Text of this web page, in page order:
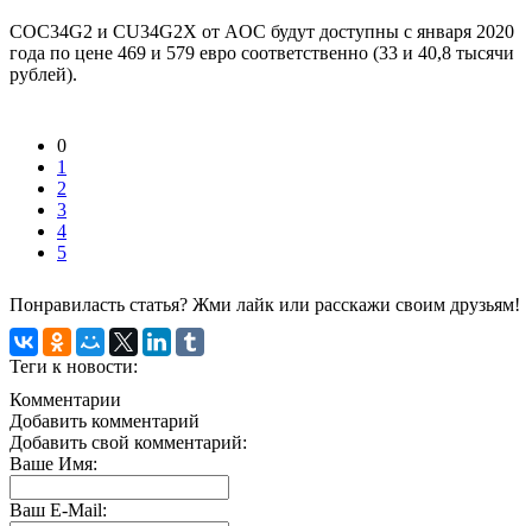
COC34G2 и CU34G2X от AOC будут доступны с января 2020
года по цене 469 и 579 евро соответственно (33 и 40,8 тысячи
рублей).
0
1
2
3
4
5
Понравиласть статья? Жми лайк или расскажи своим друзьям!
Теги к новости:
Комментарии
Добавить комментарий
Добавить свой комментарий:
Ваше Имя:
Ваш E-Mail: